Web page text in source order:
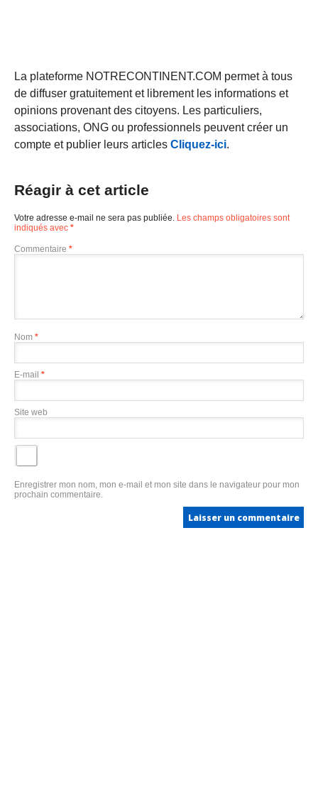
La plateforme NOTRECONTINENT.COM permet à tous
de diffuser gratuitement et librement les informations et
opinions provenant des citoyens. Les particuliers,
associations, ONG ou professionnels peuvent créer un
compte et publier leurs articles Cliquez-ici.
Réagir à cet article
Votre adresse e-mail ne sera pas publiée. Les champs obligatoires sont
indiqués avec *
Commentaire *
Nom *
E-mail *
Site web
Enregistrer mon nom, mon e-mail et mon site dans le navigateur pour mon
prochain commentaire.